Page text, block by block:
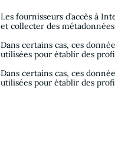
Les fournisseurs d’accès à
et collecter des
Dans certains cas, ces
utilisées pour établir des
Dans certains cas, ces
utilisées pour établir des